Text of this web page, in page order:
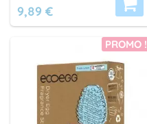
9,89 €
PROMO !